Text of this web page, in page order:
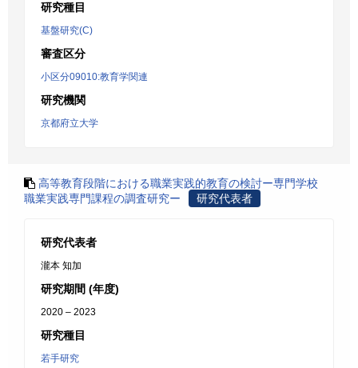
研究種目
基盤研究(C)
審査区分
小区分09010:教育学関連
研究機関
京都府立大学
高等教育段階における職業実践的教育の検討ー専門学校
職業実践専門課程の調査研究ー
研究代表者
研究代表者
瀧本 知加
研究期間 (年度)
2020 – 2023
研究種目
若手研究